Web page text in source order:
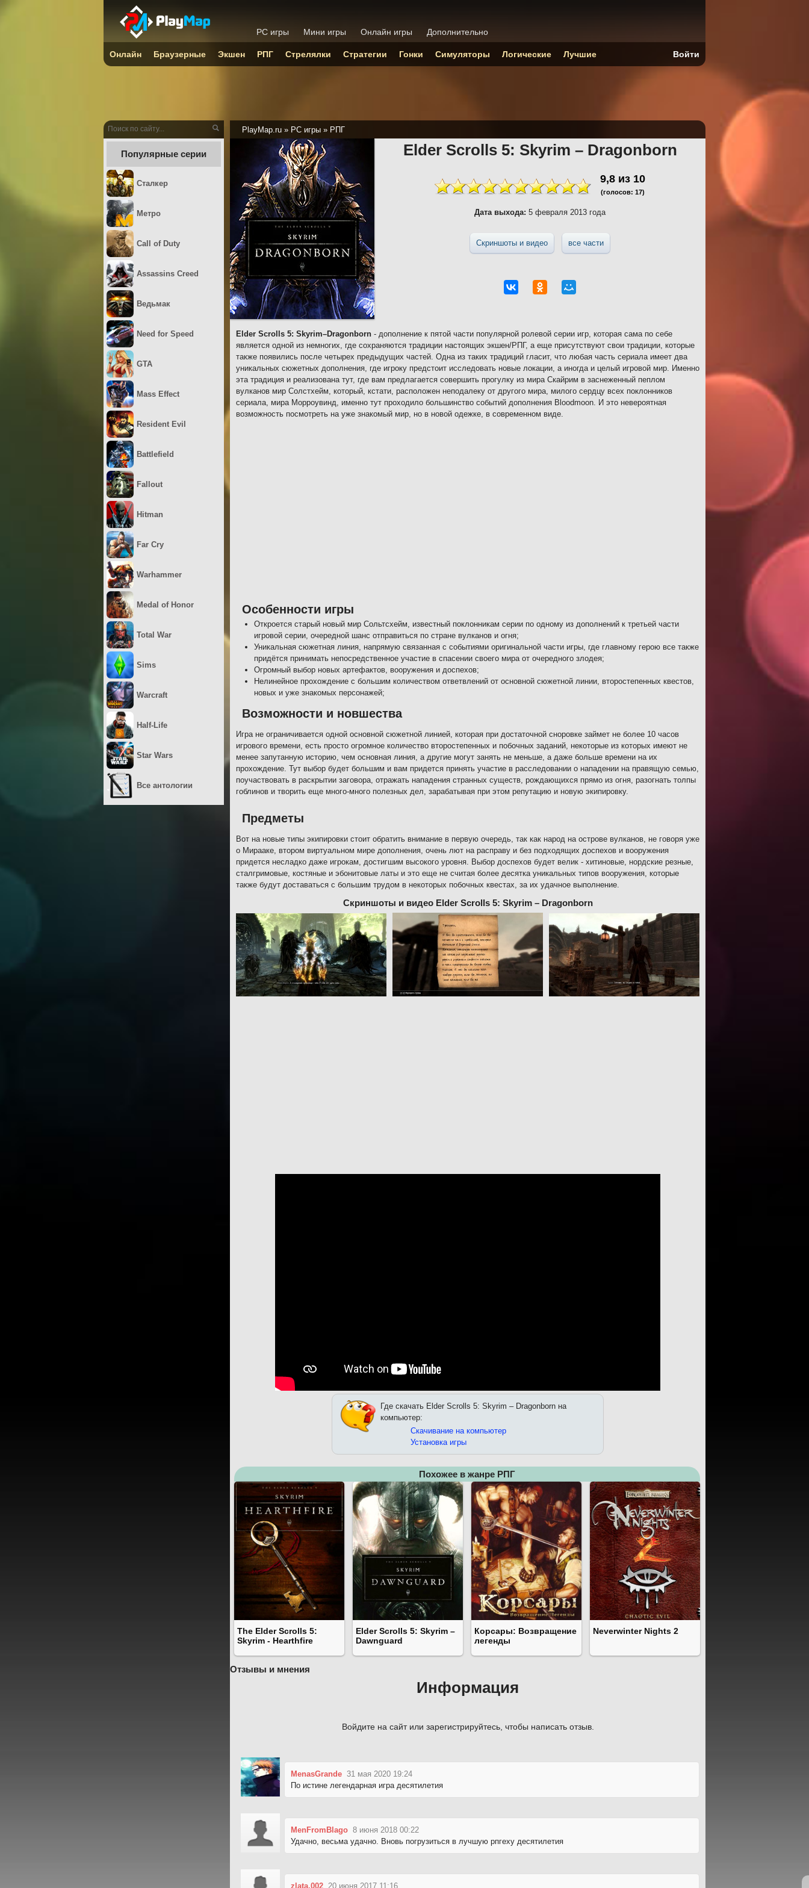
PlayMap.ru » PC игры » РПГ
Elder Scrolls 5: Skyrim – Dragonborn
9,8 из 10
(голосов: 17)
Дата выхода: 5 февраля 2013 года
Скриншоты и видео все части
Elder Scrolls 5: Skyrim–Dragonborn - дополнение к пятой части популярной ролевой серии игр, которая сама по себе
является одной из немногих, где сохраняются традиции настоящих экшен/РПГ, а еще присутствуют свои традиции, которые
также появились после четырех предыдущих частей. Одна из таких традиций гласит, что любая часть сериала имеет два
уникальных сюжетных дополнения, где игроку предстоит исследовать новые локации, а иногда и целый игровой мир. Именно
эта традиция и реализована тут, где вам предлагается совершить прогулку из мира Скайрим в заснеженный пеплом
вулканов мир Солстхейм, который, кстати, расположен неподалеку от другого мира, милого сердцу всех поклонников
сериала, мира Морроувинд, именно тут проходило большинство событий дополнения Bloodmoon. И это невероятная
возможность посмотреть на уже знакомый мир, но в новой одежке, в современном виде.
Особенности игры
Откроется старый новый мир Сольтсхейм, известный поклонникам серии по одному из дополнений к третьей части
игровой серии, очередной шанс отправиться по стране вулканов и огня;
Уникальная сюжетная линия, напрямую связанная с событиями оригинальной части игры, где главному герою все также
придётся принимать непосредственное участие в спасении своего мира от очередного злодея;
Огромный выбор новых артефактов, вооружения и доспехов;
Нелинейное прохождение с большим количеством ответвлений от основной сюжетной линии, второстепенных квестов,
новых и уже знакомых персонажей;
Возможности и новшества
Игра не ограничивается одной основной сюжетной линией, которая при достаточной сноровке займет не более 10 часов
игрового времени, есть просто огромное количество второстепенных и побочных заданий, некоторые из которых имеют не
менее запутанную историю, чем основная линия, а другие могут занять не меньше, а даже больше времени на их
прохождение. Тут выбор будет большим и вам придется принять участие в расследовании о нападении на правящую семью,
поучаствовать в раскрытии заговора, отражать нападения странных существ, рождающихся прямо из огня, разогнать толпы
гоблинов и творить еще много-много полезных дел, зарабатывая при этом репутацию и новую экипировку.
Предметы
Вот на новые типы экипировки стоит обратить внимание в первую очередь, так как народ на острове вулканов, не говоря уже
о Мирааке, втором виртуальном мире дополнения, очень лют на расправу и без подходящих доспехов и вооружения
придется несладко даже игрокам, достигшим высокого уровня. Выбор доспехов будет велик - хитиновые, нордские резные,
сталгримовые, костяные и эбонитовые латы и это еще не считая более десятка уникальных типов вооружения, которые
также будут доставаться с большим трудом в некоторых побочных квестах, за их удачное выполнение.
Скриншоты и видео Elder Scrolls 5: Skyrim – Dragonborn
Где скачать Elder Scrolls 5: Skyrim – Dragonborn на
компьютер:
Скачивание на компьютер
Установка игры
Похожее в жанре РПГ
The Elder Scrolls 5:
Skyrim - Hearthfire
Elder Scrolls 5: Skyrim –
Dawnguard
Корсары: Возвращение
легенды
Neverwinter Nights 2
Отзывы и мнения
Информация
Войдите на сайт или зарегистрируйтесь, чтобы написать отзыв.
MenasGrande 31 мая 2020 19:24
По истине легендарная игра десятилетия
MenFromBlago 8 июня 2018 00:22
Удачно, весьма удачно. Вновь погрузиться в лучшую рпгеху десятилетия
zlata.002 20 июня 2017 11:16
Популярные серии
Сталкер
Метро
Call of Duty
Assassins Creed
Ведьмак
Need for Speed
GTA
Mass Effect
Resident Evil
Battlefield
Fallout
Hitman
Far Cry
Warhammer
Medal of Honor
Total War
Sims
Warcraft
Half-Life
Star Wars
Все антологии
PC игры Мини игры Онлайн игры Дополнительно
Онлайн Браузерные Экшен РПГ Стрелялки Стратегии Гонки Симуляторы Логические Лучшие Войти